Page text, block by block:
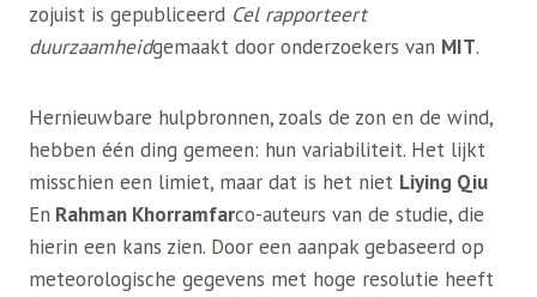
zojuist is gepubliceerd Cel rapporteert
duurzaamheidgemaakt door onderzoekers van MIT.
Hernieuwbare hulpbronnen, zoals de zon en de wind,
hebben één ding gemeen: hun variabiliteit. Het lijkt
misschien een limiet, maar dat is het niet Liying Qiu
En Rahman Khorramfarco-auteurs van de studie, die
hierin een kans zien. Door een aanpak gebaseerd op
meteorologische gegevens met hoge resolutie heeft